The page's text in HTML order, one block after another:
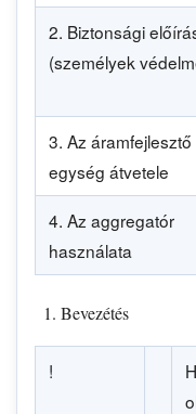
2. Biztonsági
(személyek
3. Az áramfejlesztő
egység átvetele
4. Az aggregatór
használata
Bevezétés
!